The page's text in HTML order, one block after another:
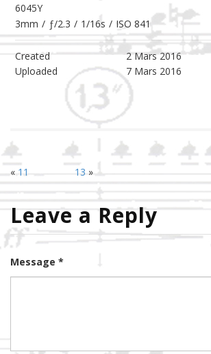
6045Y
3mm / ƒ/2.3 / 1/16s / ISO 841
Created
2 Mars 2016
Uploaded
7 Mars 2016
« 11 13 »
Leave a Reply
Message *